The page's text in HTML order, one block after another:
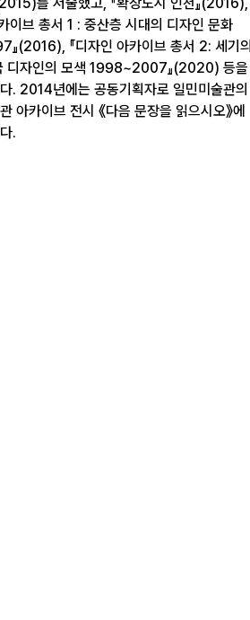
이브 총서 1 : 중산층 시대의 디자인 문화
(2016), 『디자인 아카이브 총서 2: 세기의
디자인의 모색 1998~2007』(2020) 등을
. 2014년에는 공동기획자로 일민미술관의
아카이브 전시 《다음 문장을 읽으시오》에
.